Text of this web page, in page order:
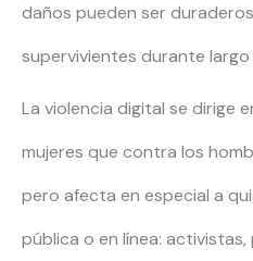
daños pueden ser
supervivientes durante
La violencia digital se dirige
mujeres que contra los
pero afecta en especial a
pública o en línea: